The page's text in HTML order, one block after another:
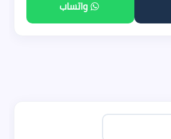
واتساب